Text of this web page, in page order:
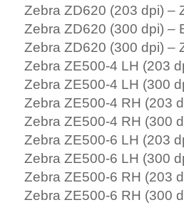
Zebra ZD620 (203 dpi) –
Zebra ZD620 (300 dpi) –
Zebra ZD620 (300 dpi) –
Zebra ZE500-4 LH (203
Zebra ZE500-4 LH (300
Zebra ZE500-4 RH (203
Zebra ZE500-4 RH (300
Zebra ZE500-6 LH (203
Zebra ZE500-6 LH (300
Zebra ZE500-6 RH (203
Zebra ZE500-6 RH (300